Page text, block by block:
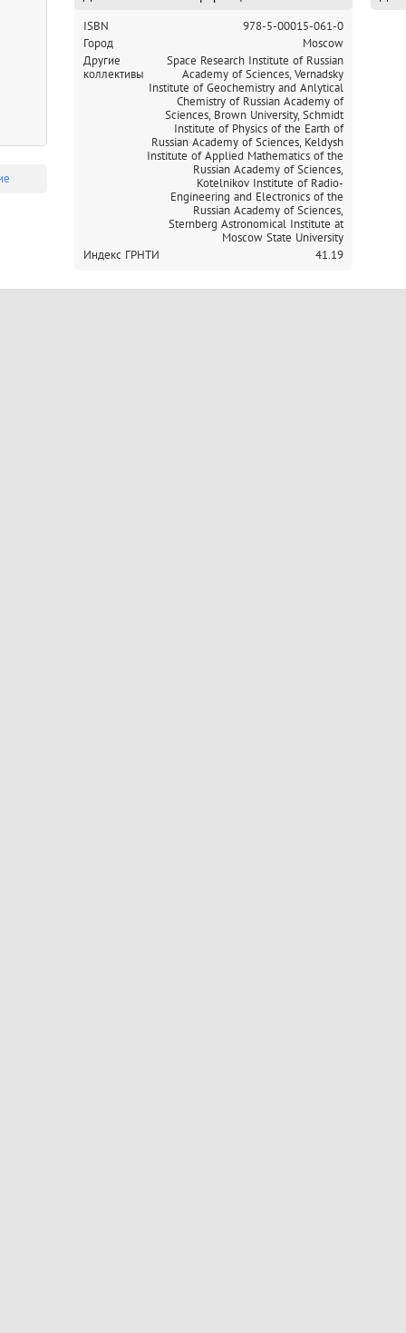
ISBN
978-5-00015-061-0
Город
Moscow
Другие
коллективы
Space Research Institute of Russian
Academy of Sciences, Vernadsky
Institute of Geochemistry and Anlytical
Chemistry of Russian Academy of
Sciences, Brown University, Schmidt
Institute of Physics of the Earth of
Russian Academy of Sciences, Keldysh
Institute of Applied Mathematics of the
Russian Academy of Sciences,
Kotelnikov Institute of Radio-
Engineering and Electronics of the
Russian Academy of Sciences,
Sternberg Astronomical Institute at
Moscow State University
Индекс ГРНТИ
41.19